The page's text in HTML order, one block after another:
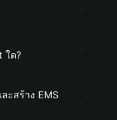
ใด?
ะสร้าง EMS